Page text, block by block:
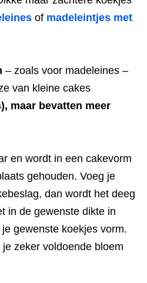
of madeleintjes met
– zoals voor madeleines –
van kleine cakes
maar bevatten meer
en wordt in een cakevorm
gehouden. Voeg je
dan wordt het deeg
in de gewenste dikte in
gewenste koekjes vorm.
zeker voldoende bloem